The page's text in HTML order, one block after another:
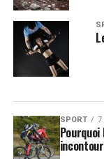
SPORT 7
Pourquoi